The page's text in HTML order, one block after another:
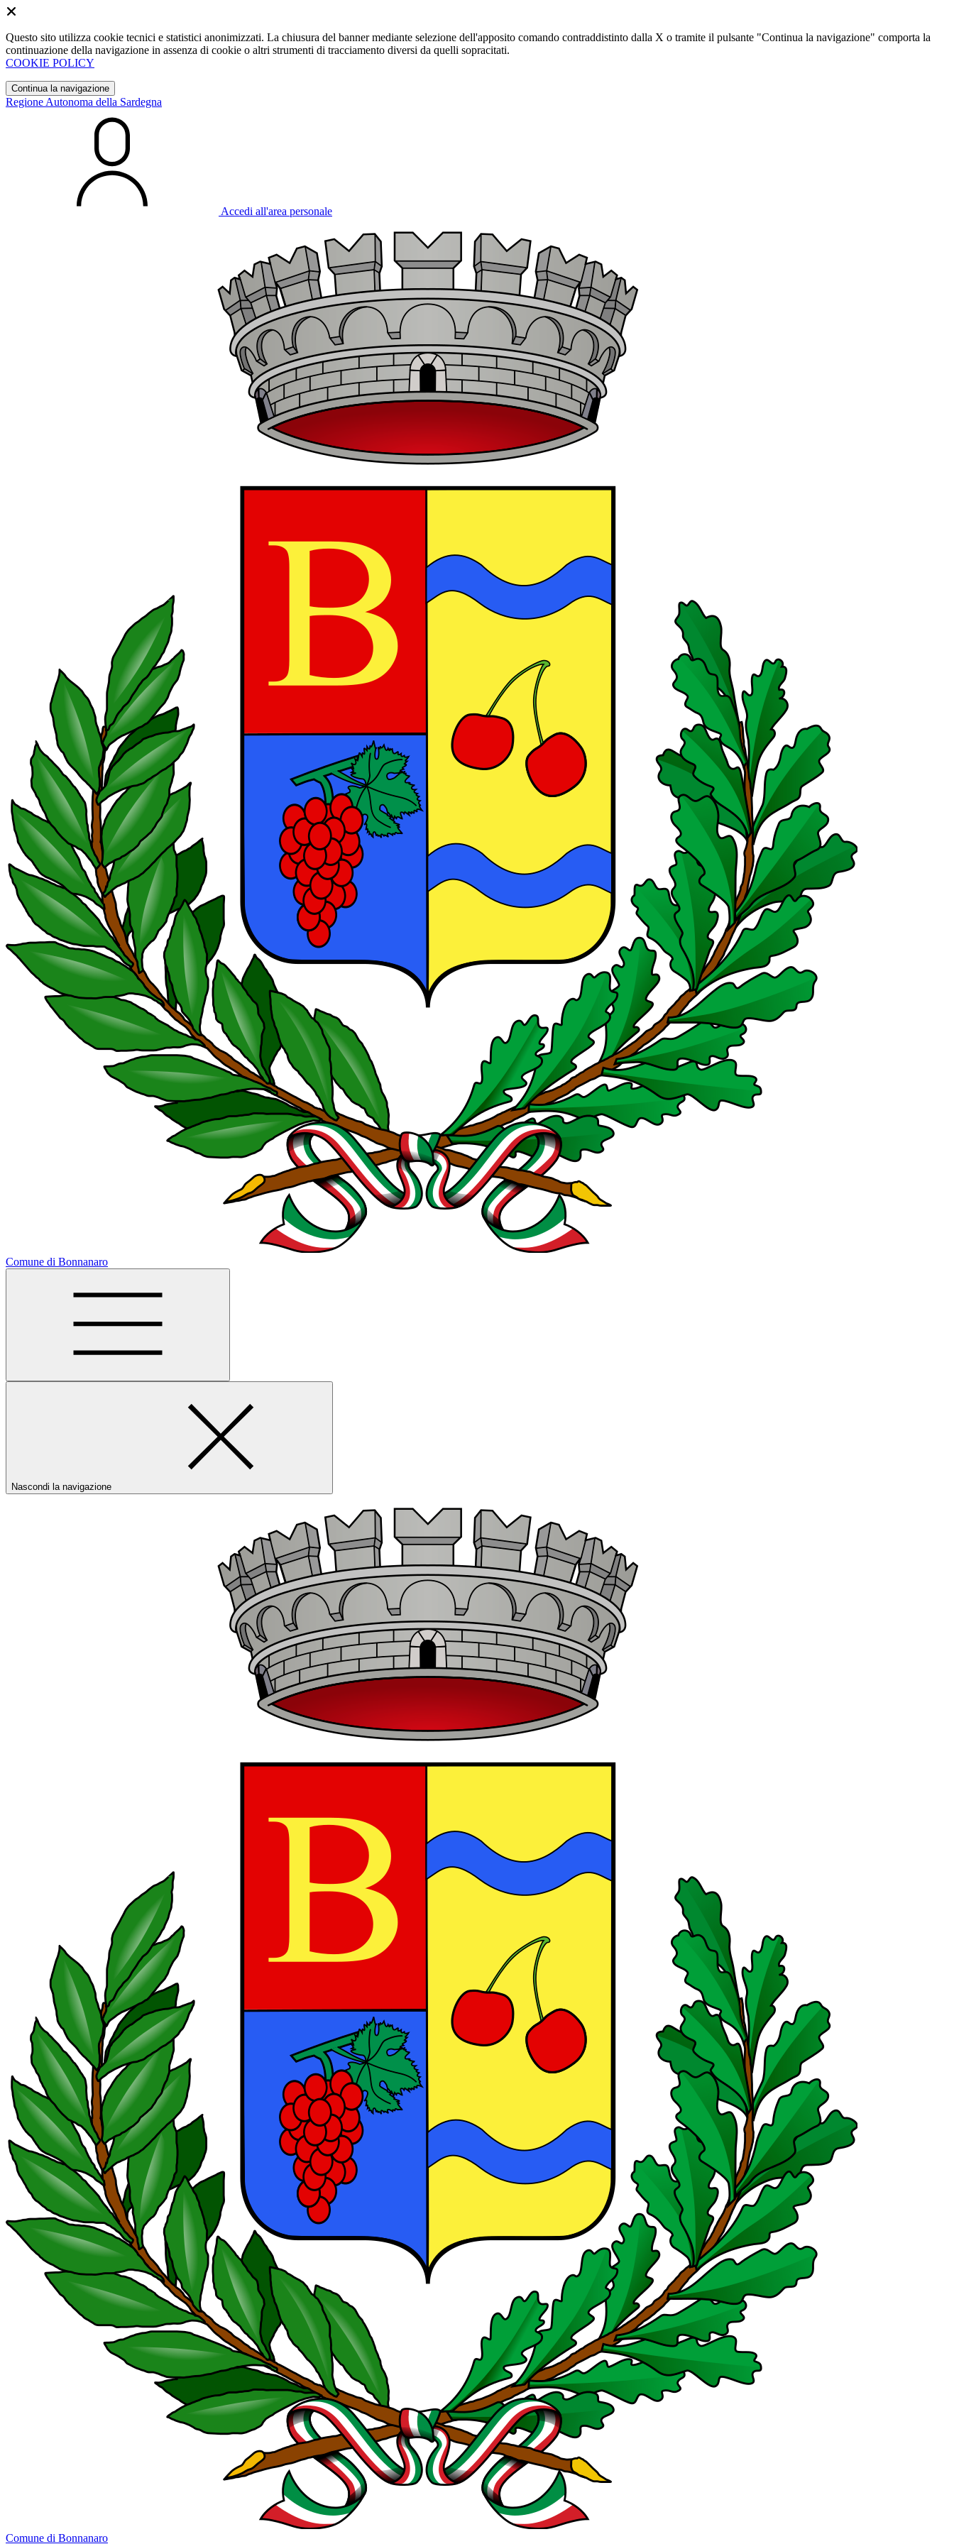
Questo sito utilizza cookie tecnici e statistici anonimizzati. La chiusura del banner mediante selezione dell'apposito comando contraddistinto dalla X o tramite il pulsante "Continua la navigazione" comporta la
continuazione della navigazione in assenza di cookie o altri strumenti di tracciamento diversi da quelli sopracitati.
COOKIE POLICY
Continua la navigazione
Regione Autonoma della Sardegna
Accedi all'area personale
Comune di Bonnanaro
Nascondi la navigazione
Comune di Bonnanaro